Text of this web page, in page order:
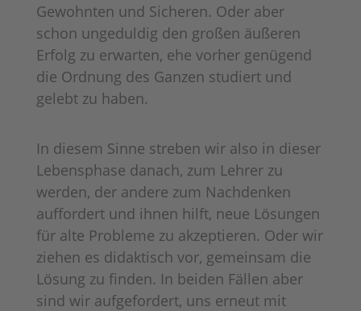
Gewohnten und Sicheren. Oder aber
schon ungeduldig den großen äußeren
Erfolg zu erwarten, ehe vorher genügend
die Ordnung des Ganzen studiert und
gelebt zu haben.
In diesem Sinne streben wir also in dieser
Lebensphase danach, zum Lehrer zu
werden, der andere zum Nachdenken
auffordert und ihnen hilft, neue Lösungen
für alte Probleme zu akzeptieren. Oder wir
ziehen es didaktisch vor, gemeinsam die
Lösung zu finden. In beiden Fällen aber
sind wir aufgefordert, uns erneut mit